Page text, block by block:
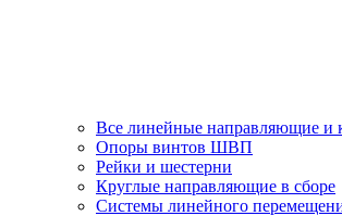
Все линейные направляющие и
Опоры винтов ШВП
Рейки и шестерни
Круглые направляющие в сборе
Системы линейного